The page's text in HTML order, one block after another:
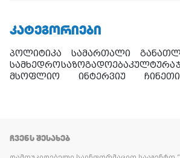
ᲙᲐᲢᲔᲒᲝᲠᲘᲔᲑᲘ
პოლიტიკა სამართალი
სამხედროსაზოგადოებაკულტურა
მსოფლიო
ინტერვიუ ჩინეთი
ᲩᲕᲔᲜᲡ ᲨᲔᲡᲐᲮᲔᲑ